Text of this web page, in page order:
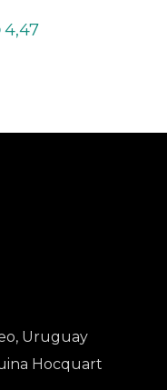
4,47
Uruguay
Hocquart